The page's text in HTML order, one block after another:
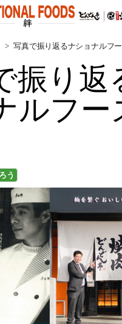
CLOSE
CLOSE
写真で振り返るナショナルフ
振り返
ルフー
う